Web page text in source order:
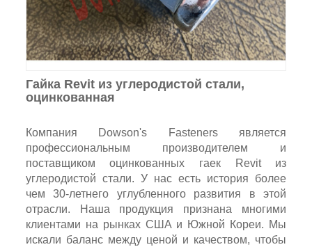
Гайка Revit из углеродистой стали,
оцинкованная
Компания Dowson's Fasteners является
профессиональным производителем и
поставщиком оцинкованных гаек Revit из
углеродистой стали. У нас есть история более
чем 30-летнего углубленного развития в этой
отрасли. Наша продукция признана многими
клиентами на рынках США и Южной Кореи. Мы
искали баланс между ценой и качеством, чтобы